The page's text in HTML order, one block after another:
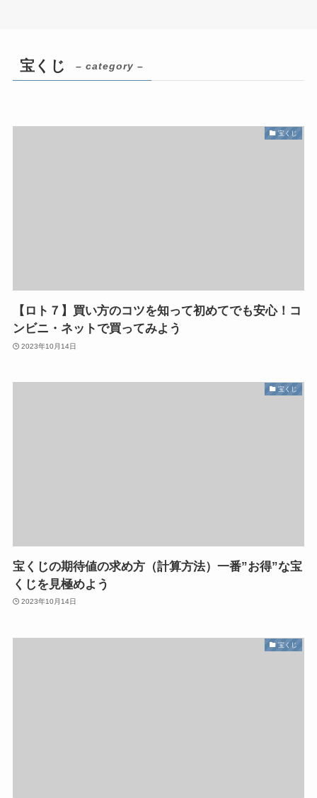
宝くじ – category –
宝くじ
【ロト７】買い方のコツを知って初めてでも安心！コ
ンビニ・ネットで買ってみよう
2023年10月14日
宝くじ
宝くじの期待値の求め方（計算方法）一番”お得”な宝
くじを見極めよう
2023年10月14日
宝くじ